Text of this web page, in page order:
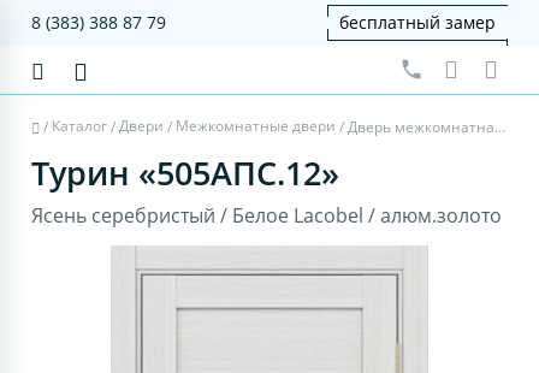
8 (383) 388 87 79 бесплатный замер
/ Каталог/Двери / Межкомнатные двери / Дверь межкомнатная Турин 505AПC.12 - ясень серебристый, белое lacobel, алюм.золото
Турин «505AПC.12»
Ясень серебристый / Белое Lacobel / алюм.золото